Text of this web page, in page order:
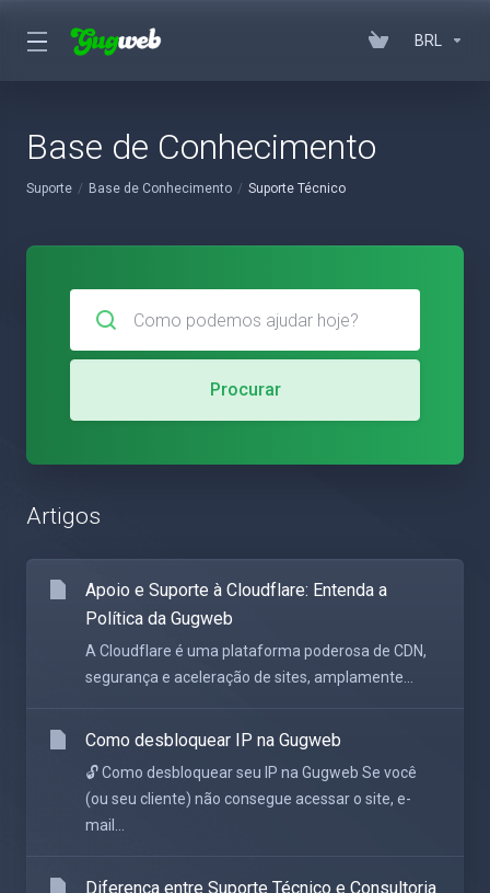
BRL
Base de Conhecimento
Suporte Base de Conhecimento Suporte Técnico
Procurar
Artigos
Apoio e Suporte à Cloudflare: Entenda a
Política da Gugweb
A Cloudflare é uma plataforma poderosa de CDN,
segurança e aceleração de sites, amplamente...
Como desbloquear IP na Gugweb
🔓 Como desbloquear seu IP na Gugweb Se você
(ou seu cliente) não consegue acessar o site, e-
mail...
Diferença entre Suporte Técnico e Consultoria